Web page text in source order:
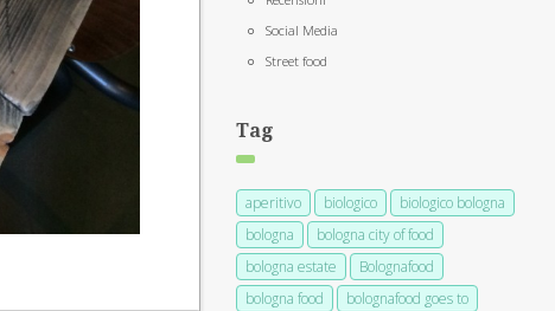
Social Media
Street food
Tag
aperitivo biologico
biologico bologna
bologna
bologna city of food
bologna estate
Bolognafood
bologna food
bolognafood goes to